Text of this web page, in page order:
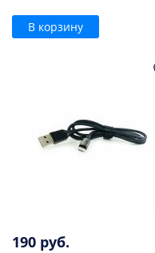
В корзину
190 руб.